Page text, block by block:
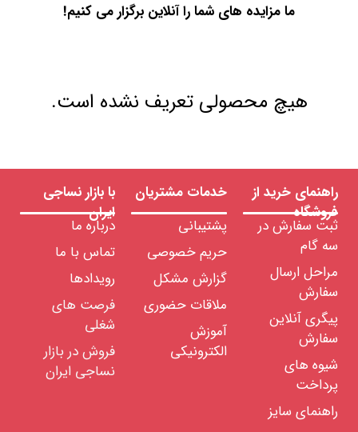
ما مزایده های شما را آنلاین برگزار می کنیم!
هیچ محصولی تعریف نشده است.
راهنمای خرید از
فروشگاه
ثبت سفارش در
سه گام
مراحل ارسال
سفارش
پیگری آنلاین
سفارش
شیوه های
پرداخت
راهنمای سایز
خدمات مشتریان
پشتیبانی
حریم خصوصی
گزارش مشکل
ملاقات حضوری
آموزش
الکترونیکی
با بازار نساجی
ایران
درباره ما
تماس با ما
رویدادها
فرصت های
شغلی
فروش در بازار
نساجی ایران